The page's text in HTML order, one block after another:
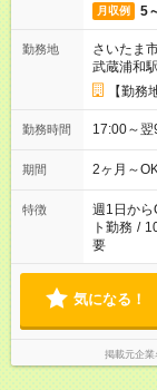
月収例 5
勤務地
さいたま
武蔵浦和駅
【勤
勤務時間 17:00～
期間 2ヶ月～
特徴 週1日から
ト勤務 /
要
気になる！
掲載元企業